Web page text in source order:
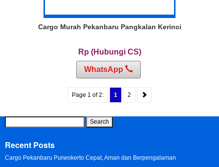
Cargo Murah Pekanbaru Pangkalan Kerinci
Rp (Hubungi CS)
WhatsApp
Page 1 of 2: 1 2
for:
Recent Posts
Cargo Pekanbaru Purwokerto Cepat, Aman dan Berpengalaman